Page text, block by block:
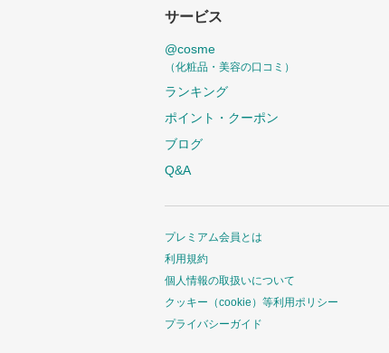
サービス
@cosme
（化粧品・美容の口コミ）
ランキング
ポイント・クーポン
ブログ
Q&A
プレミアム会員とは
利用規約
個人情報の取扱いについて
クッキー（cookie）等利用ポリシー
プライバシーガイド